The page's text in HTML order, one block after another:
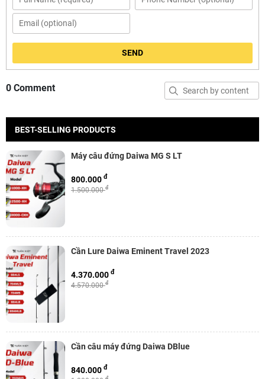
SEND
0 Comment
BEST-SELLING PRODUCTS
Máy câu đứng Daiwa MG S LT
1.500.000đ
800.000 đ
Cần Lure Daiwa Eminent Travel 2023
4.570.000đ
4.370.000 đ
Cần câu máy đứng Daiwa DBlue
840.000 đ